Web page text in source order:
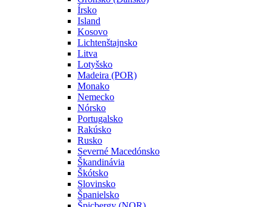
Írsko
Island
Kosovo
Lichtenštajnsko
Litva
Lotyšsko
Madeira (POR)
Monako
Nemecko
Nórsko
Portugalsko
Rakúsko
Rusko
Severné Macedónsko
Škandinávia
Škótsko
Slovinsko
Španielsko